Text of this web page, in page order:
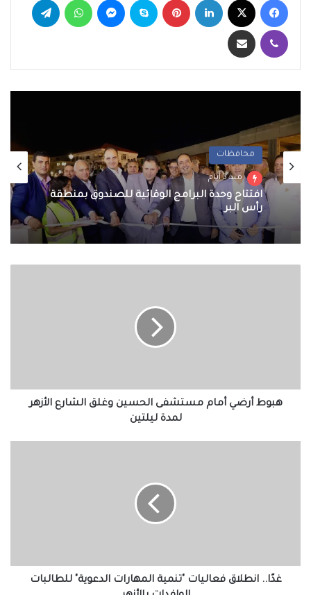
ڤايبر مشاركة عبر البريد
محافظات
منذ 3 أيام
افتتاح وحدة البرامج الوقائية للصندوق بمنطقة
رأس البر
لمدة
ليلتينهبوط أرضي أمام مستشفى الحسين وغلق الشارع الأزهر
لمدة ليلتين
بالأزهر
غدًا.. انطلاق فعاليات "تنمية المهارات الدعوية" للطالبات